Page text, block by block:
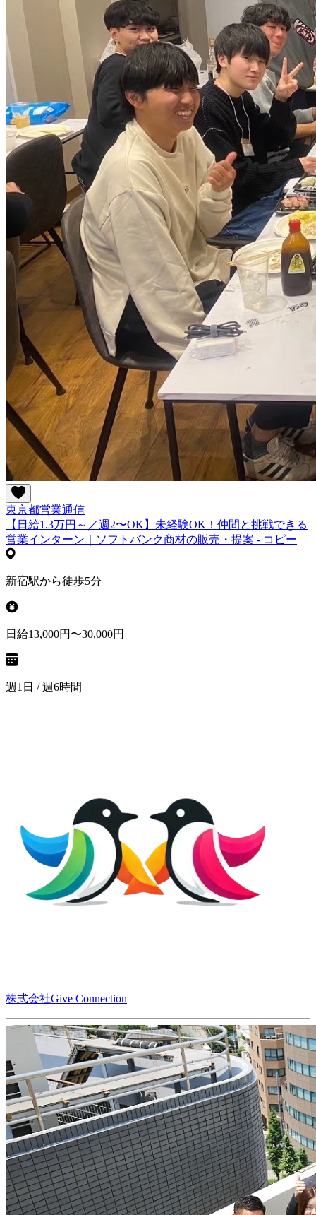
東京都営業通信
【日給1.3万円～／週2〜OK】未経験OK！仲間と挑戦できる
営業インターン｜ソフトバンク商材の販売・提案 - コピー
新宿駅から徒歩5分
日給13,000円〜30,000円
週1日 / 週6時間
株式会社Give Connection